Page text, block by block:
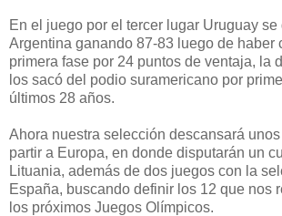
En el juego por el tercer lugar Uruguay se
Argentina ganando 87-83 luego de haber
primera fase por 24 puntos de ventaja, la
los sacó del podio suramericano por
últimos 28 años.
Ahora nuestra selección descansará
partir a Europa, en donde disputarán un
Lituania, además de dos juegos con la
España, buscando definir los 12 que nos
los próximos Juegos Olímpicos.